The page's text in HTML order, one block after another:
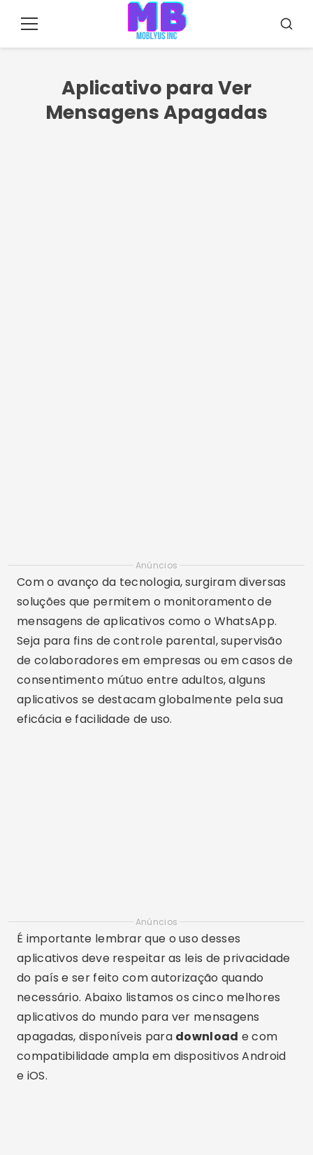
paraMenu
Aplicativo para Ver
Mensagens Apagadas
Anúncios
Com o avanço da tecnologia, surgiram diversas
soluções que permitem o monitoramento de
mensagens de aplicativos como o WhatsApp.
Seja para fins de controle parental, supervisão
de colaboradores em empresas ou em casos de
consentimento mútuo entre adultos, alguns
aplicativos se destacam globalmente pela sua
eficácia e facilidade de uso.
Anúncios
É importante lembrar que o uso desses
aplicativos deve respeitar as leis de privacidade
do país e ser feito com autorização quando
necessário. Abaixo listamos os cinco melhores
aplicativos do mundo para ver mensagens
apagadas, disponíveis para download e com
compatibilidade ampla em dispositivos Android
e iOS.